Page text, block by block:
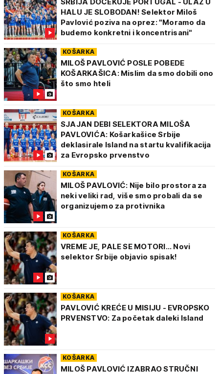
HALU JE SLOBODAN! Selektor Miloš
Pavlović poziva na oprez: "Moramo da
budemo konkretni i koncentrisani"
KOŠARKA
MILOŠ PAVLOVIĆ POSLE POBEDE
KOŠARKAŠICA: Mislim da smo dobili ono
što smo hteli
KOŠARKA
SJAJAN DEBI SELEKTORA MILOŠA
PAVLOVIĆA: Košarkašice Srbije
deklasirale Island na startu kvalifikacija
za Evropsko prvenstvo
KOŠARKA
MILOŠ PAVLOVIĆ: Nije bilo prostora za
neki veliki rad, više smo probali da se
organizujemo za protivnika
KOŠARKA
VREME JE, PALE SE MOTORI... Novi
selektor Srbije objavio spisak!
KOŠARKA
PAVLOVIĆ KREĆE U MISIJU - EVROPSKO
PRVENSTVO: Za početak daleki Island
KOŠARKA
MILOŠ PAVLOVIĆ IZABRAO STRUČNI